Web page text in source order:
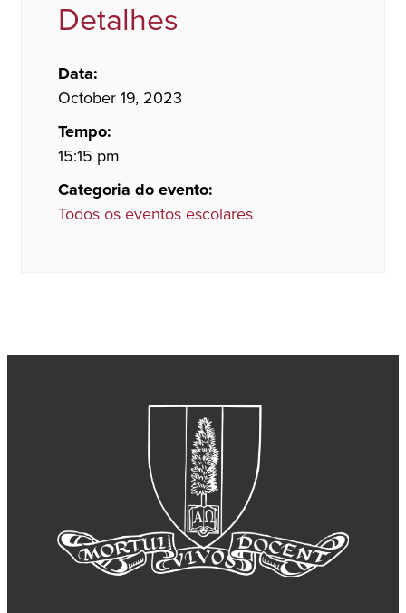
Detalhes
Data:
October 19, 2023
Tempo:
15:15 pm
Categoria do evento:
Todos os eventos escolares